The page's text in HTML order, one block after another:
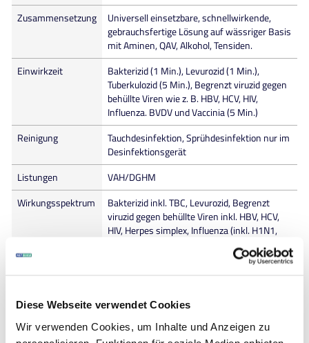
Diese Webseite verwendet Cookies
Wir verwenden Cookies, um Inhalte und Anzeigen zu
Zusammensetzung
Universell einsetzbare, schnellwirkende,
gebrauchsfertige Lösung auf wässriger Basis
mit Aminen, QAV, Alkohol, Tensiden.
Einwirkzeit
Bakterizid (1 Min.), Levurozid (1 Min.),
Tuberkulozid (5 Min.), Begrenzt viruzid gegen
behüllte Viren wie z. B. HBV, HCV, HIV,
Influenza. BVDV und Vaccinia (5 Min.)
Reinigung
Tauchdesinfektion, Sprühdesinfektion nur im
Desinfektionsgerät
Listungen
VAH/DGHM
Wirkungsspektrum
Bakterizid inkl. TBC, Levurozid, Begrenzt
viruzid gegen behüllte Viren inkl. HBV, HCV,
HIV, Herpes simplex, Influenza (inkl. H1N1,
H5N1), BVDV, Vaccinia, VAH/DGHM
zertifiziert – Instrumentendesinfektion
Inhalt
5 l
Suchbegriffe
Printosept ID, Desinfektion, Abformungen